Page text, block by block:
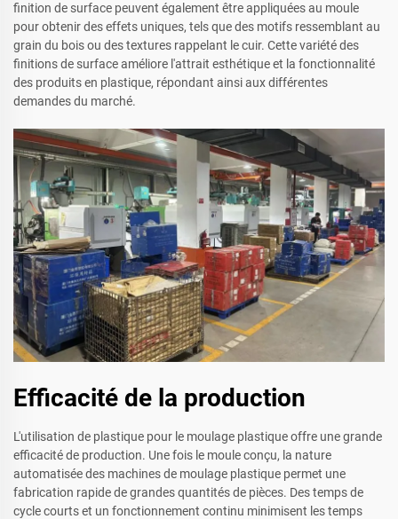
finition de surface peuvent également être appliquées au moule
pour obtenir des effets uniques, tels que des motifs ressemblant au
grain du bois ou des textures rappelant le cuir. Cette variété des
finitions de surface améliore l'attrait esthétique et la fonctionnalité
des produits en plastique, répondant ainsi aux différentes
demandes du marché.
Efficacité de la production
L'utilisation de plastique pour le moulage plastique offre une grande
efficacité de production. Une fois le moule conçu, la nature
automatisée des machines de moulage plastique permet une
fabrication rapide de grandes quantités de pièces. Des temps de
cycle courts et un fonctionnement continu minimisent les temps